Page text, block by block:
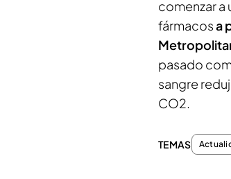
comenzar a
fármacosa
pasado
sangre
CO2.
TEMAS